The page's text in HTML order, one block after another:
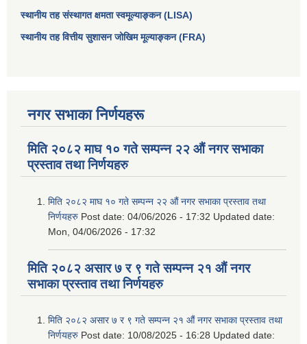
स्थानीय तह संस्थागत क्षमता स्वमूल्याङ्कन (LISA)
स्थानीय तह वित्तीय सुशासन जोखिम मूल्याङ्कन (FRA)
नगर सभाका निर्णयहरू
मिति २०८२ माघ १० गते सम्पन्न २२ औं नगर सभाका
प्रस्ताव तथा निर्णयहरु
मिति २०८२ माघ १० गते सम्पन्न २२ औं नगर सभाका प्रस्ताव तथा
निर्णयहरु Post date: 04/06/2026 - 17:32 Updated date:
Mon, 04/06/2026 - 17:32
मिति २०८२ असार ७ र ९ गते सम्पन्न २१ औं नगर
सभाका प्रस्ताव तथा निर्णयहरु
मिति २०८२ असार ७ र ९ गते सम्पन्न २१ औं नगर सभाका प्रस्ताव तथा
निर्णयहरु Post date: 10/08/2025 - 16:28 Updated date: